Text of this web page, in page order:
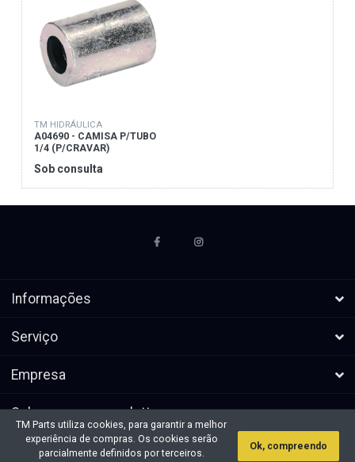
TM HIDRÁULICA
A04690 - CAMISA P/TUBO
1/4 (P/CRAVAR)
Sob consulta
Informações
Serviço
Empresa
Subscrever a newsletters
* Todos os preços excl. IVA, mais
Direitos de autor &cópia; 2026 TM
TM Parts utiliza cookies, para garantir a melhor
experiência de compras. Os cookies serão
parcialmente definidos por terceiros.
Ok, compreendo